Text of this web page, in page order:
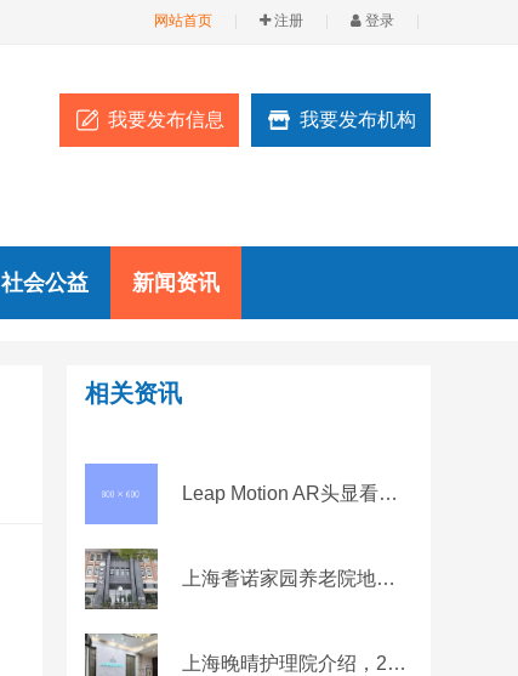
网站首页 注册 登录
我要发布机构
我要发布信息
社会公益 新闻资讯
相关资讯
Leap Motion AR头显看起来很疯狂但可能是奇迹
上海耆诺家园养老院地址，预约参观地址及最新收费标准
上海晚晴护理院介绍，2024上海临终关怀护理院推荐